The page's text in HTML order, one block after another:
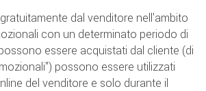
dal venditore nell'ambito
con un determinato periodo di
essere acquistati dal cliente (di
possono essere utilizzati
del venditore e solo durante il